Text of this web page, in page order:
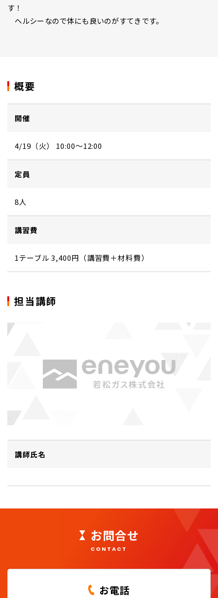
す！
ヘルシーなので体にも良いのがすてきです。
概要
開催
4/19（火） 10:00～12:00
定員
8人
講習費
1テーブル 3,400円（講習費＋材料費）
担当講師
講師氏名
お問合せ
CONTACT
お電話